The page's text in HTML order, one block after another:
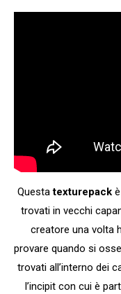
Questatexturepackè
trovati in vecchi
creatore una volta
provare quando si
trovati all’interno dei
l’incipit con cui è